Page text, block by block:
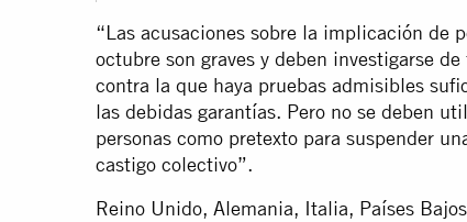
“Las acusaciones sobre la implicación de
octubre son graves y deben investigarse
contra la que haya pruebas admisibles
las debidas garantías. Pero no se deben
personas como pretexto para suspender
castigo colectivo”.
Reino Unido, Alemania, Italia, Países